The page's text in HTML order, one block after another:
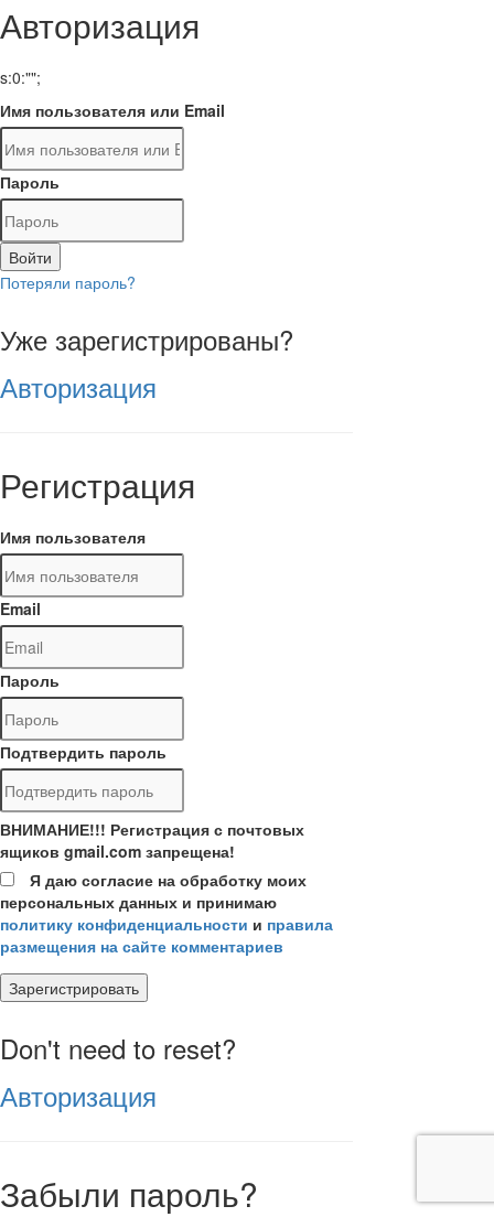
Авторизация
s:0:"";
Имя пользователя или Email
Пароль
Войти
Потеряли пароль?
Уже зарегистрированы?
Авторизация
Регистрация
Имя пользователя
Email
Пароль
Подтвердить пароль
ВНИМАНИЕ!!! Регистрация с почтовых
ящиков gmail.com запрещена!
Я даю согласие на обработку моих
персональных данных и принимаю
политику конфиденциальности и правила
размещения на сайте комментариев
Зарегистрировать
Don't need to reset?
Авторизация
Забыли пароль?